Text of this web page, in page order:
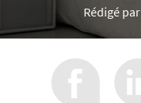
Rédigé par